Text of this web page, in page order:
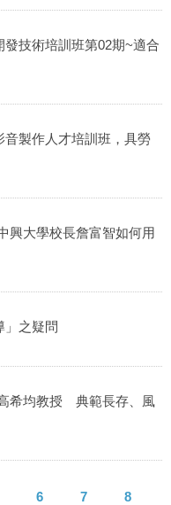
發技術培訓班第02期~適合
音製作人才培訓班，具勞
興大學校長詹富智如何用
」之疑問
希均教授 典範長存、風
6 7 8